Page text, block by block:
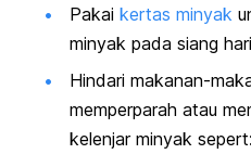
Pakai kertas minyak
minyak pada siang
Hindari makanan-
memperparah atau
kelenjar minyak